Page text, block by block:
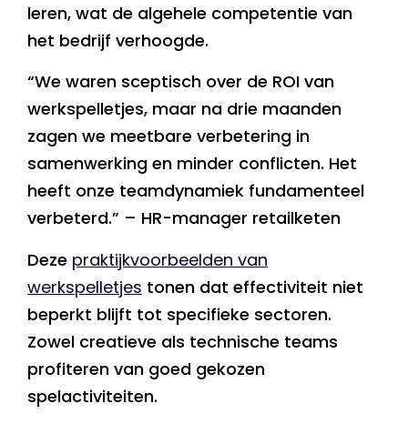
leren, wat de algehele competentie van
het bedrijf verhoogde.
“We waren sceptisch over de ROI van
werkspelletjes, maar na drie maanden
zagen we meetbare verbetering in
samenwerking en minder conflicten. Het
heeft onze teamdynamiek fundamenteel
verbeterd.” – HR-manager retailketen
Deze praktijkvoorbeelden van
werkspelletjes tonen dat effectiviteit niet
beperkt blijft tot specifieke sectoren.
Zowel creatieve als technische teams
profiteren van goed gekozen
spelactiviteiten.